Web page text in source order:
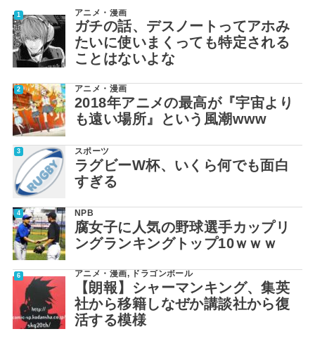
アニメ・漫画
ガチの話、デスノートってアホみ
たいに使いまくっても特定される
ことはないよな
アニメ・漫画
2018年アニメの最高が『宇宙より
も遠い場所』という風潮www
スポーツ
ラグビーW杯、いくら何でも面白
すぎる
NPB
腐女子に人気の野球選手カップリ
ングランキングトップ10ｗｗｗ
アニメ・漫画, ドラゴンボール
【朗報】シャーマンキング、集英
社から移籍しなぜか講談社から復
活する模様